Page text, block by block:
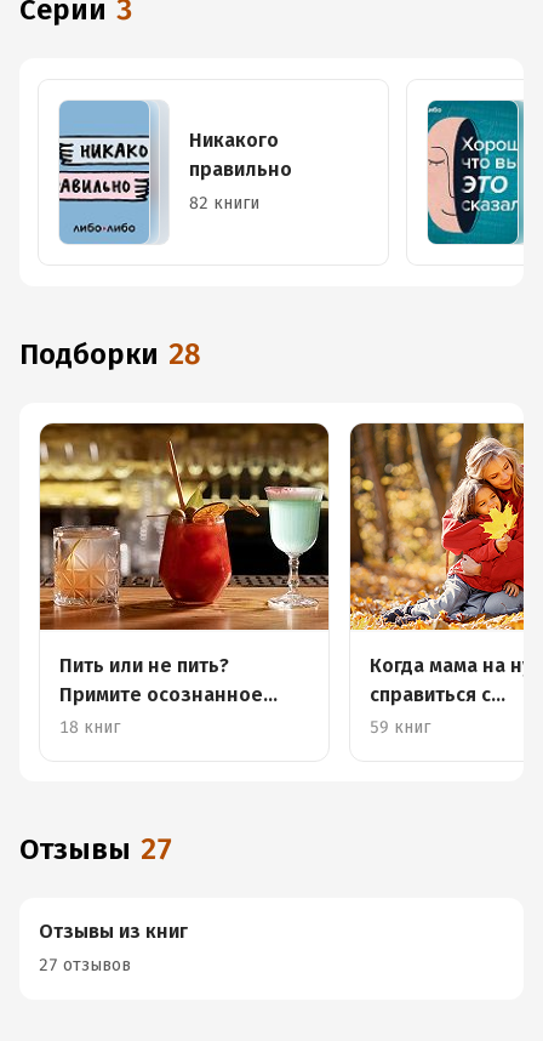
Серии 3
Никакого
правильно
82 книги
Подборки 28
Пить или не пить?
Примите осознанное
решение
18 книг
Когда мама на
справиться с
родительским
59 книг
Отзывы 27
Отзывы из книг
27 отзывов